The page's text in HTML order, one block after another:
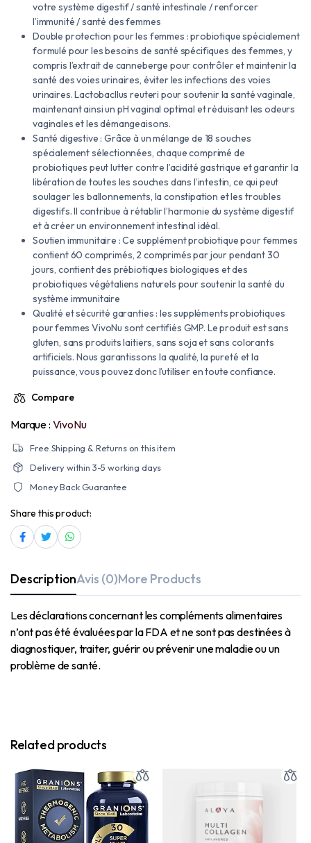
votre système digestif / santé intestinale / renforcer
l’immunité / santé des femmes
Double protection pour les femmes : probiotique spécialement
formulé pour les besoins de santé spécifiques des femmes, y
compris l’extrait de canneberge pour contrôler et maintenir la
santé des voies urinaires, éviter les infections des voies
urinaires. Lactobacllus reuteri pour soutenir la santé vaginale,
maintenant ainsi un pH vaginal optimal et réduisant les odeurs
vaginales et les démangeaisons.
Santé digestive : Grâce à un mélange de 18 souches
spécialement sélectionnées, chaque comprimé de
probiotiques peut lutter contre l’acidité gastrique et garantir la
libération de toutes les souches dans l’intestin, ce qui peut
soulager les ballonnements, la constipation et les troubles
digestifs. Il contribue à rétablir l’harmonie du système digestif
et à créer un environnement intestinal idéal.
Soutien immunitaire : Ce supplément probiotique pour femmes
contient 60 comprimés, 2 comprimés par jour pendant 30
jours, contient des prébiotiques biologiques et des
probiotiques végétaliens naturels pour soutenir la santé du
système immunitaire
Qualité et sécurité garanties : les suppléments probiotiques
pour femmes VivoNu sont certifiés GMP. Le produit est sans
gluten, sans produits laitiers, sans soja et sans colorants
artificiels. Nous garantissons la qualité, la pureté et la
puissance, vous pouvez donc l’utiliser en toute confiance.
Compare
Marque : VivoNu
Free Shipping & Returns on this item
Delivery within 3-5 working days
Money Back Guarantee
Share this product:
DescriptionAvis (0)More Products
Les déclarations concernant les compléments alimentaires
n’ont pas été évaluées par la FDA et ne sont pas destinées à
diagnostiquer, traiter, guérir ou prévenir une maladie ou un
problème de santé.
Related products